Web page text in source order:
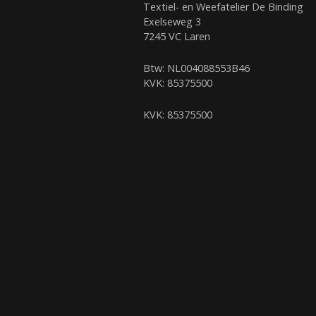
t
n
a
v
i
Textiel- en Weefatelier De Binding
Exelseweg 3
7245 VC Laren
Btw: NL004088553B46
KVK: 85375500
KVK: 85375500